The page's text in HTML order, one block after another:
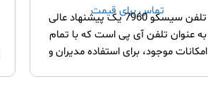
تماس برای قیمتتلفن سیسکو 7960 یک پیشنهاد عالی
به عنوان تلفن آی پی است که با تمام
امکانات موجود، برای استفاده مدیران و